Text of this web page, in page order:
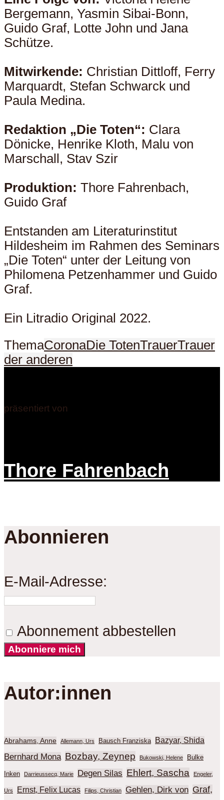
Bergemann, Yasmin Sibai-Bonn,
Guido Graf, Lotte John und Jana
Schütze.
Mitwirkende: Christian Dittloff, Ferry
Marquardt, Stefan Schwarck und
Paula Medina.
Redaktion „Die Toten“: Clara
Dönicke, Henrike Kloth, Malu von
Marschall, Stav Szir
Produktion: Thore Fahrenbach,
Guido Graf
Entstanden am Literaturinstitut
Hildesheim im Rahmen des Seminars
„Die Toten“ unter der Leitung von
Philomena Petzenhammer und Guido
Graf.
Ein Litradio Original 2022.
ThemaCoronaDie TotenTrauerTrauer
der anderen
präsentiert von
Thore Fahrenbach
Abonnieren
E-Mail-Adresse:
Abonnement abbestellen
Abonniere mich
Autor:innen
Abrahams, Anne Allemann, Urs Bausch Franziska Bazyar, Shida
Bernhard Mona Bozbay, Zeynep Bukowski, Helene Bulke
Inken Darrieussecq, Marie Degen Silas Ehlert, Sascha Engeler,
Urs Ernst, Felix Lucas Filips, Christian Gehlen, Dirk von Graf,